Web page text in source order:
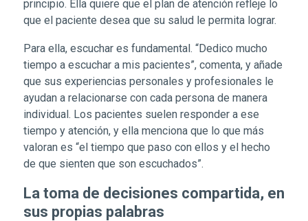
principio. Ella quiere que el plan de atención refleje lo
que el paciente desea que su salud le permita lograr.
Para ella, escuchar es fundamental. “Dedico mucho
tiempo a escuchar a mis pacientes”, comenta, y añade
que sus experiencias personales y profesionales le
ayudan a relacionarse con cada persona de manera
individual. Los pacientes suelen responder a ese
tiempo y atención, y ella menciona que lo que más
valoran es “el tiempo que paso con ellos y el hecho
de que sienten que son escuchados”.
La toma de decisiones compartida, en
sus propias palabras